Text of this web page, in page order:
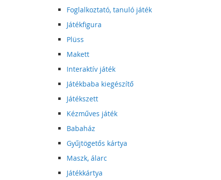
Foglalkoztató, tanuló játék
Játékfigura
Plüss
Makett
Interaktív játék
Játékbaba kiegészítő
Játékszett
Kézműves játék
Babaház
Gyűjtögetős kártya
Maszk, álarc
Játékkártya